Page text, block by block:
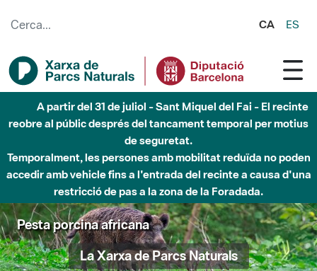
CA ES
A partir del 31 de juliol - Sant Miquel del Fai - El recinte
reobre al públic després del tancament temporal per motius
de seguretat.
Temporalment, les persones amb mobilitat reduïda no poden
accedir amb vehicle fins a l'entrada del recinte a causa d'una
restricció de pas a la zona de la Foradada.
Pesta porcina africana
La Xarxa de Parcs Naturals